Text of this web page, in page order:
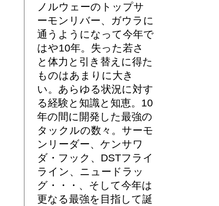
ノルウェーのトップサ
ーモンリバー、ガウラに
通うようになって今年で
はや10年。失った若さ
と体力と引き替えに得た
ものはあまりに大き
い。あらゆる状況に対す
る経験と知識と知恵。10
年の間に開発した最強の
タックルの数々。サーモ
ンリーダー、ケンサワ
ダ・フック、DSTフライ
ライン、ニュードラッ
グ・・・、そして今年は
更なる最強を目指して誕